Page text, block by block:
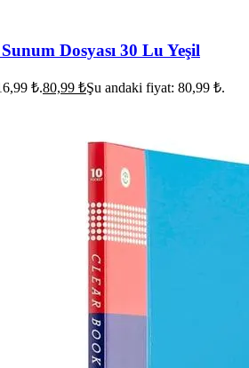
Dosyası 30 Lu Yeşil
₺.80,99 ₺Şu andaki fiyat: 80,99 ₺.